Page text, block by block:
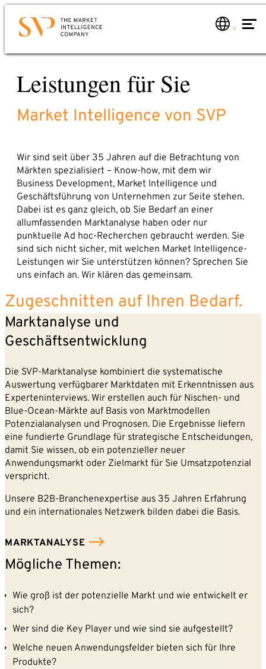
Zum
Hauptinhalt
springen
Leistungen
Leistungen im Überblick
Marktanalysen
Marktberatung
MI-Schulung
Branchen
Über uns
SVP-Team
Market Intelligence
Partner
News
Kontakt
Leistungen für Sie
Market Intelligence von SVP
Wir sind seit über 35 Jahren auf die Betrachtung von
Märkten spezialisiert – Know-how, mit dem wir
Business Development, Market Intelligence und
Geschäftsführung von Unternehmen zur Seite stehen.
Dabei ist es ganz gleich, ob Sie Bedarf an einer
allumfassenden Marktanalyse haben oder nur
punktuelle Ad hoc-Recherchen gebraucht werden. Sie
sind sich nicht sicher, mit welchen Market Intelligence-
Leistungen wir Sie unterstützen können? Sprechen Sie
uns einfach an. Wir klären das gemeinsam.
Zugeschnitten auf Ihren Bedarf.
Marktanalyse und
Geschäftsentwicklung
Die SVP-Marktanalyse kombiniert die systematische
Auswertung verfügbarer Marktdaten mit Erkenntnissen aus
Experteninterviews. Wir erstellen auch für Nischen- und
Blue-Ocean-Märkte auf Basis von Marktmodellen
Potenzialanalysen und Prognosen. Die Ergebnisse liefern
eine fundierte Grundlage für strategische Entscheidungen,
damit Sie wissen, ob ein potenzieller neuer
Anwendungsmarkt oder Zielmarkt für Sie Umsatzpotenzial
verspricht.
Unsere B2B-Branchenexpertise aus 35 Jahren Erfahrung
und ein internationales Netzwerk bilden dabei die Basis.
MARKTANALYSE
Mögliche Themen:
Wie groß ist der potenzielle Markt und wie entwickelt er
sich?
Wer sind die Key Player und wie sind sie aufgestellt?
Welche neuen Anwendungsfelder bieten sich für Ihre
Produkte?
Kontakt
Sie möchten wissen, wie Sie Market Intelligence für
uns erfahren?
Telefon: +49 6221 – 914 00 0
E-Mail: service@svp.de
Schreiben Sie uns!
Name*
E-Mail-Adresse*
Telefon*
Nachricht
Mit dem Absenden willigen Sie ein, dass die SVP
Deutschland AG Ihre angegebenen Kontaktdaten
elektronisch erhebt, speichert und evtl. verarbeitet.
Weitere Informationen finden Sie in unserer
Datenschutzerklärung.